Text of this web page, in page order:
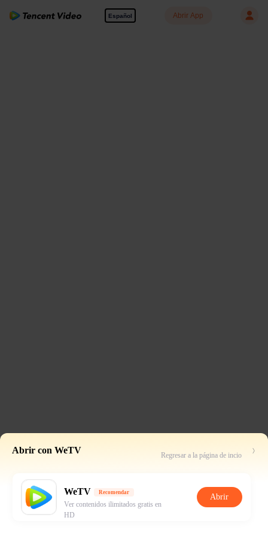
Español Abrir App
Abrir con WeTV Regresar a la página de incio
WeTV Recomendar
Ver contenidos ilimitados gratis en
HD
Abrir